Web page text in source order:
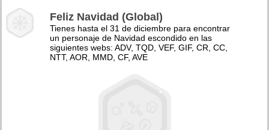
Feliz Navidad (Global)
Tienes hasta el 31 de diciembre para encontrar
un personaje de Navidad escondido en las
siguientes webs: ADV, TQD, VEF, GIF, CR, CC,
NTT, AOR, MMD, CF, AVE